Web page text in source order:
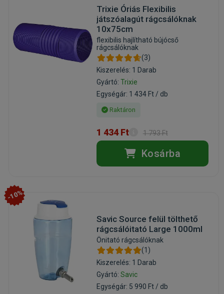
Trixie Óriás Flexibilis
játszóalagút rágcsálóknak
10x75cm
flexibilis hajlítható bújócső
rágcsálóknak
(3)
Kiszerelés: 1 Darab
Gyártó: Trixie
Egységár: 1 434 Ft / db
Raktáron
1 434 Ft 1 793 Ft
Kosárba
-10%
Savic Source felül tölthető
rágcsálóitató Large 1000ml
Önitató rágcsálóknak
(1)
Kiszerelés: 1 Darab
Gyártó: Savic
Egységár: 5 990 Ft / db